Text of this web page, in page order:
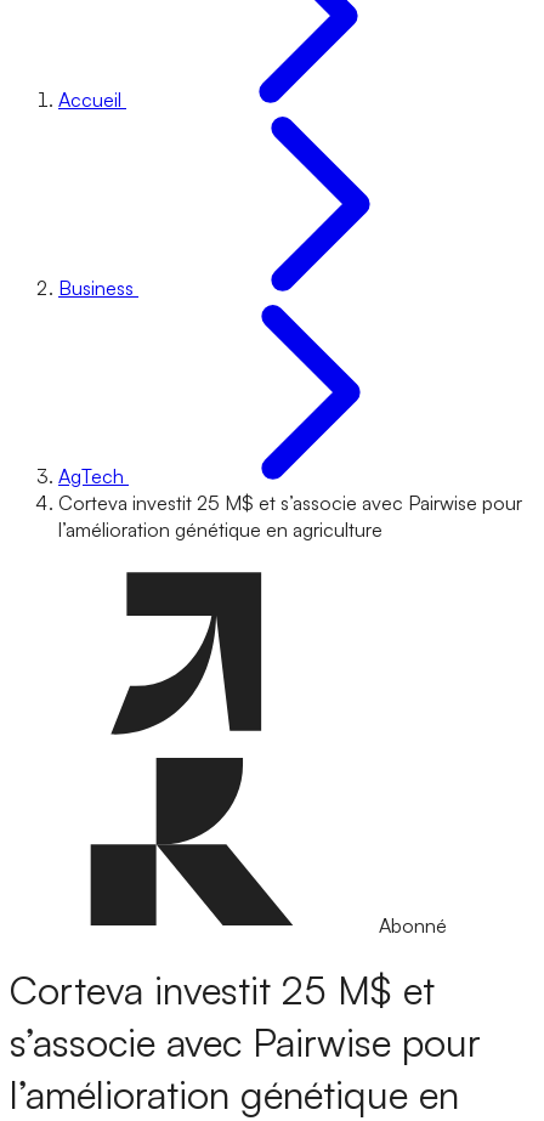
Accueil
Business
AgTech
Corteva investit 25 M$ et s’associe avec Pairwise pour
l’amélioration génétique en agriculture
Abonné
Corteva investit 25 M$ et
s’associe avec Pairwise pour
l’amélioration génétique en